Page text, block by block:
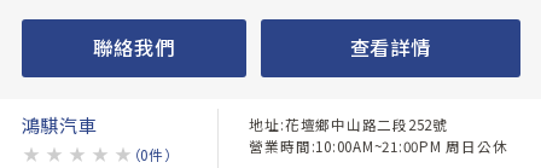
聯絡我們 查看詳情
鴻騏汽車
★ ★ ★ ★ ★ （0件）
地址:花壇鄉中山路二段252號
營業時間:10:00AM~21:00PM 周日公休